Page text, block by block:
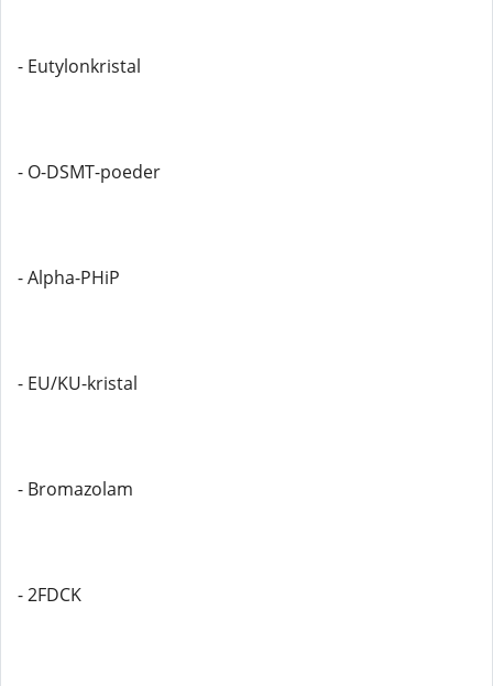
- Eutylonkristal
- O-DSMT-poeder
- Alpha-PHiP
- EU/KU-kristal
- Bromazolam
- 2FDCK